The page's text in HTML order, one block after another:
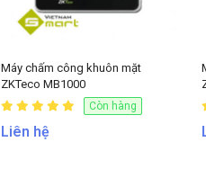
Máy chấm công khuôn mặt
ZKTeco MB1000
Còn hàng
Liên hệ